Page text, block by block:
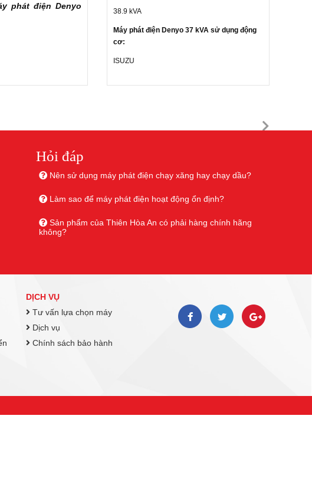
phát điện Denyo
38.9 kVA
Máy phát điện Denyo 37 kVA sử dụng động
cơ:
ISUZU
Hỏi đáp
Nên sử dụng máy phát điện chạy xăng hay chạy dầu?
Làm sao để máy phát điện hoạt động ổn định?
Sản phẩm của Thiên Hòa An có phải hàng chính hãng
không?
DỊCH VỤ
Tư vấn lựa chọn máy
Dịch vụ
Chính sách bảo hành